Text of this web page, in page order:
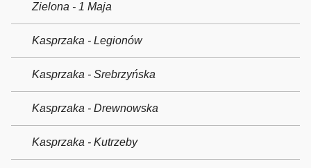
Zielona - 1 Maja
Kasprzaka - Legionów
Kasprzaka - Srebrzyńska
Kasprzaka - Drewnowska
Kasprzaka - Kutrzeby